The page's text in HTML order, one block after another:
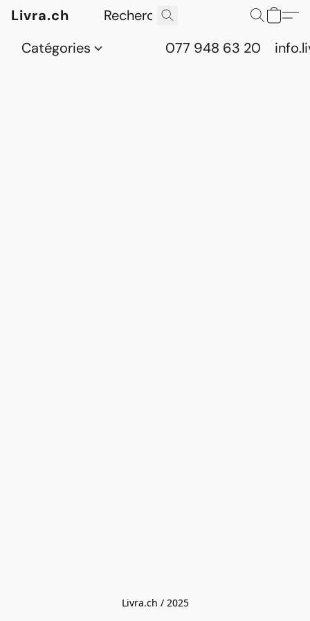
Livra.ch
Catégories
077 948 63 20
Livra.ch / 2025